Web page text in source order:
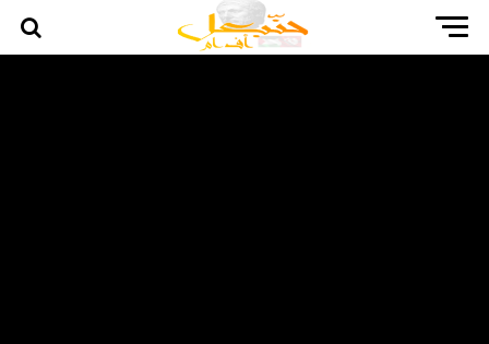
اعصار